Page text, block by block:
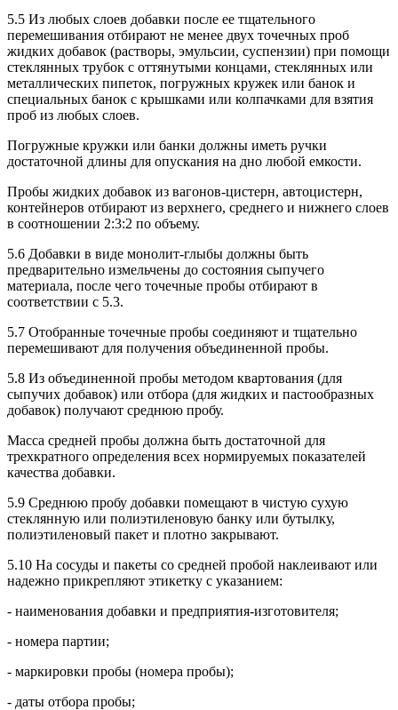
5.5 Из любых слоев добавки после ее тщательного
перемешивания отбирают не менее двух точечных проб
жидких добавок (растворы, эмульсии, суспензии) при помощи
стеклянных трубок с оттянутыми концами, стеклянных или
металлических пипеток, погружных кружек или банок и
специальных банок с крышками или колпачками для взятия
проб из любых слоев.
Погружные кружки или банки должны иметь ручки
достаточной длины для опускания на дно любой емкости.
Пробы жидких добавок из вагонов-цистерн, автоцистерн,
контейнеров отбирают из верхнего, среднего и нижнего слоев
в соотношении 2:3:2 по объему.
5.6 Добавки в виде монолит-глыбы должны быть
предварительно измельчены до состояния сыпучего
материала, после чего точечные пробы отбирают в
соответствии с 5.3.
5.7 Отобранные точечные пробы соединяют и тщательно
перемешивают для получения объединенной пробы.
5.8 Из объединенной пробы методом квартования (для
сыпучих добавок) или отбора (для жидких и пастообразных
добавок) получают среднюю пробу.
Масса средней пробы должна быть достаточной для
трехкратного определения всех нормируемых показателей
качества добавки.
5.9 Среднюю пробу добавки помещают в чистую сухую
стеклянную или полиэтиленовую банку или бутылку,
полиэтиленовый пакет и плотно закрывают.
5.10 На сосуды и пакеты со средней пробой наклеивают или
надежно прикрепляют этикетку с указанием:
- наименования добавки и предприятия-изготовителя;
- номера партии;
- маркировки пробы (номера пробы);
- даты отбора пробы;